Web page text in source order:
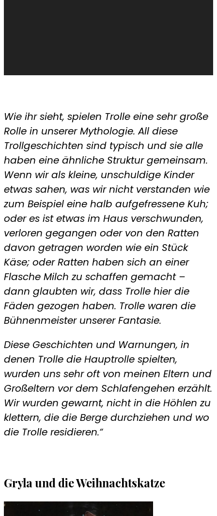
Wie ihr sieht, spielen Trolle eine sehr große
Rolle in unserer Mythologie. All diese
Trollgeschichten sind typisch und sie alle
haben eine ähnliche Strukturgemeinsam.
Wenn wir als kleine, unschuldige Kinder
etwas sahen, was wir nicht verstanden wie
zum Beispiel eine halb aufgefressene Kuh;
oder es ist etwas im Haus verschwunden,
verloren gegangen oder von den Ratten
davon getragen worden wie ein Stück
Käse; oder Ratten haben sich an einer
Flasche Milch zu schaffen gemacht –
dann glaubten wir, dass Trolle hier die
Fäden gezogen haben. Trolle waren die
Bühnenmeister unserer Fantasie.
Diese Geschichten und Warnungen, in
denen Trolle die Hauptrolle spielten,
wurden uns sehr oft von meinen Eltern und
Großeltern vor dem Schlafengehen erzählt.
Wir wurden gewarnt, nicht in die Höhlen zu
klettern, die die Berge durchziehen und wo
die Trolle residieren.“
Gryla und die Weihnachtskatze